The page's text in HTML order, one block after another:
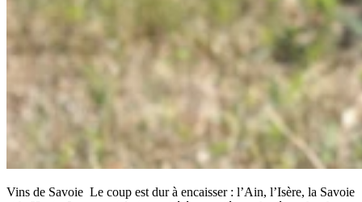
Vins de Savoie Le coup est dur à encaisser : l’Ain, l’Isère, la Savoie